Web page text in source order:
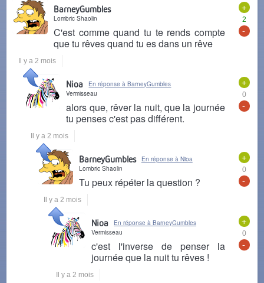
+
2
-
BarneyGumbles
Lombric Shaolin
C'est comme quand tu te rends compte
que tu rêves quand tu es dans un rêve
Il y a 2 mois
+
0
-
Nioa
En réponse à BarneyGumbles
Vermisseau
alors que, rêver la nuit, que la journée
tu penses c'est pas différent.
Il y a 2 mois
+
0
-
BarneyGumbles
En réponse à Nioa
Lombric Shaolin
Tu peux répéter la question ?
Il y a 2 mois
+
0
-
Nioa
En réponse à BarneyGumbles
Vermisseau
c'est l'inverse de penser la
journée que la nuit tu rêves !
Il y a 2 mois